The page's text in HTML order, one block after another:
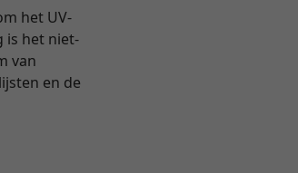
het UV-
is het niet-
van
en de